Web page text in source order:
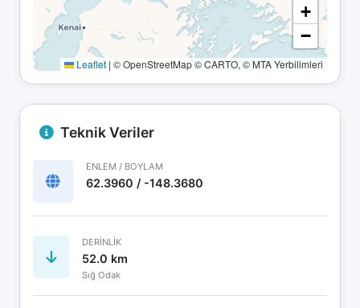
+
−
Leaflet | © OpenStreetMap © CARTO, © MTA Yerbilimleri
Teknik Veriler
ENLEM / BOYLAM
62.3960 / -148.3680
DERINLIK
52.0 km
Sığ Odak